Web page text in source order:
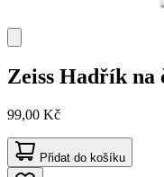
Zeiss Hadřík na
99,00 Kč
Přidat do košíku